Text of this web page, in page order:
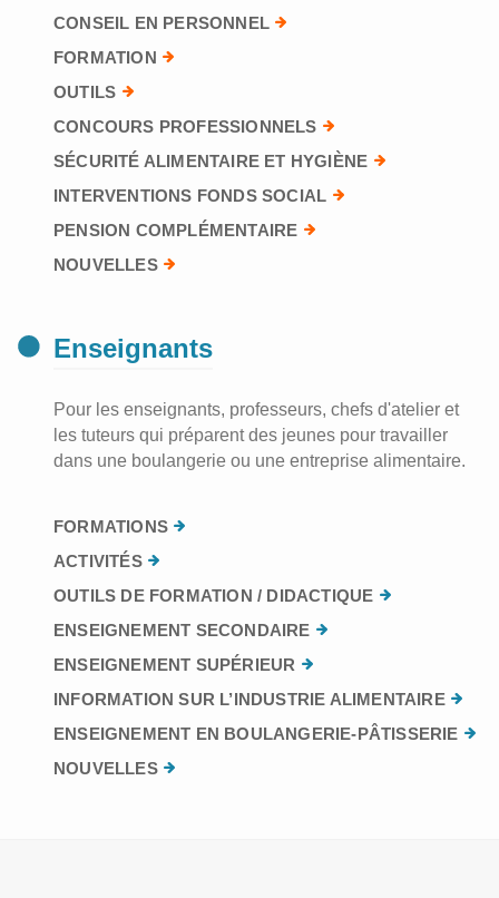
CONSEIL EN PERSONNEL
FORMATION
OUTILS
CONCOURS PROFESSIONNELS
SÉCURITÉ ALIMENTAIRE ET HYGIÈNE
INTERVENTIONS FONDS SOCIAL
PENSION COMPLÉMENTAIRE
NOUVELLES
Enseignants
Pour les enseignants, professeurs, chefs d'atelier et
les tuteurs qui préparent des jeunes pour travailler
dans une boulangerie ou une entreprise alimentaire.
FORMATIONS
ACTIVITÉS
OUTILS DE FORMATION / DIDACTIQUE
ENSEIGNEMENT SECONDAIRE
ENSEIGNEMENT SUPÉRIEUR
INFORMATION SUR L’INDUSTRIE ALIMENTAIRE
ENSEIGNEMENT EN BOULANGERIE-PÂTISSERIE
NOUVELLES